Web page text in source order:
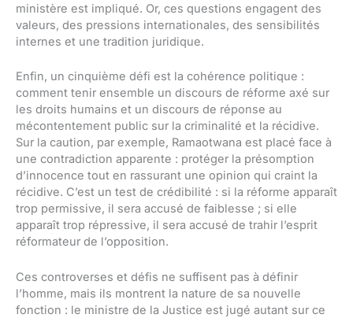
ministère est impliqué. Or, ces questions engagent des
valeurs, des pressions internationales, des sensibilités
internes et une tradition juridique.
Enfin, un cinquième défi est la cohérence politique :
comment tenir ensemble un discours de réforme axé sur
les droits humains et un discours de réponse au
mécontentement public sur la criminalité et la récidive.
Sur la caution, par exemple, Ramaotwana est placé face à
une contradiction apparente : protéger la présomption
d’innocence tout en rassurant une opinion qui craint la
récidive. C’est un test de crédibilité : si la réforme apparaît
trop permissive, il sera accusé de faiblesse ; si elle
apparaît trop répressive, il sera accusé de trahir l’esprit
réformateur de l’opposition.
Ces controverses et défis ne suffisent pas à définir
l’homme, mais ils montrent la nature de sa nouvelle
fonction : le ministre de la Justice est jugé autant sur ce